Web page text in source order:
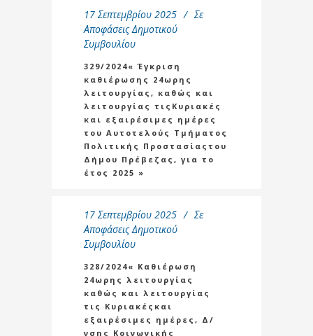
17 Σεπτεμβρίου 2025
Σε
Αποφάσεις Δημοτικού
Συμβουλίου
329/2024« Έγκριση
καθιέρωσης 24ωρης
λειτουργίας, καθώς και
λειτουργίας τιςΚυριακές
και εξαιρέσιμες ημέρες
του Αυτοτελούς Τμήματος
Πολιτικής Προστασίαςτου
Δήμου Πρέβεζας, για το
έτος 2025 »
17 Σεπτεμβρίου 2025
Σε
Αποφάσεις Δημοτικού
Συμβουλίου
328/2024« Καθιέρωση
24ωρης λειτουργίας
καθώς και λειτουργίας
τις Κυριακέςκαι
εξαιρέσιμες ημέρες, Δ/
νσης Κοινωνικής